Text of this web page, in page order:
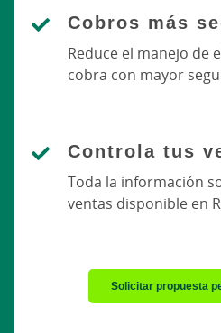
Cobros más
Reduce el manejo de
cobra con mayor
Controla tus
Toda la información
ventas disponible en
Solicitar propuesta